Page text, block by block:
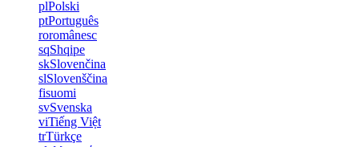
plPolski
ptPortuguês
roromânesc
sqShqipe
skSlovenčina
slSlovenščina
fisuomi
svSvenska
viTiếng Việt
trTürkçe